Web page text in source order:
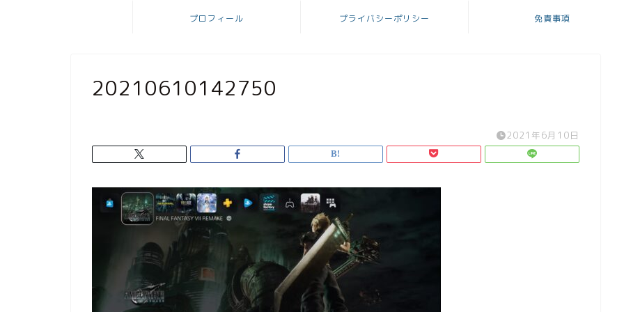
プロフィール プライバシーポリシー 免責事項
20210610142750
2021年6月10日